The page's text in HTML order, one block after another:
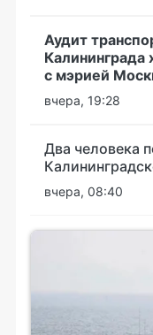
Аудит
Калининграда
с мэрией
вчера, 19:28
Два человека
вчера, 08:40